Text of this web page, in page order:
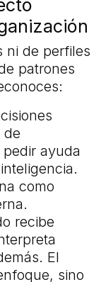
ni de perfiles
patrones
de
ayuda
como
recibe
El
sino